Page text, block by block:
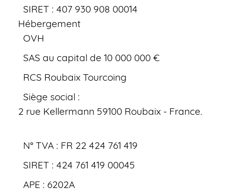
SIRET : 407 930 908 00014
Hébergement
OVH
SAS au capital de 10 000 000 €
RCS Roubaix Tourcoing
Siège social :
2 rue Kellermann 59100 Roubaix - France.
N° TVA : FR 22 424 761 419
SIRET : 424 761 419 00045
APE : 6202A